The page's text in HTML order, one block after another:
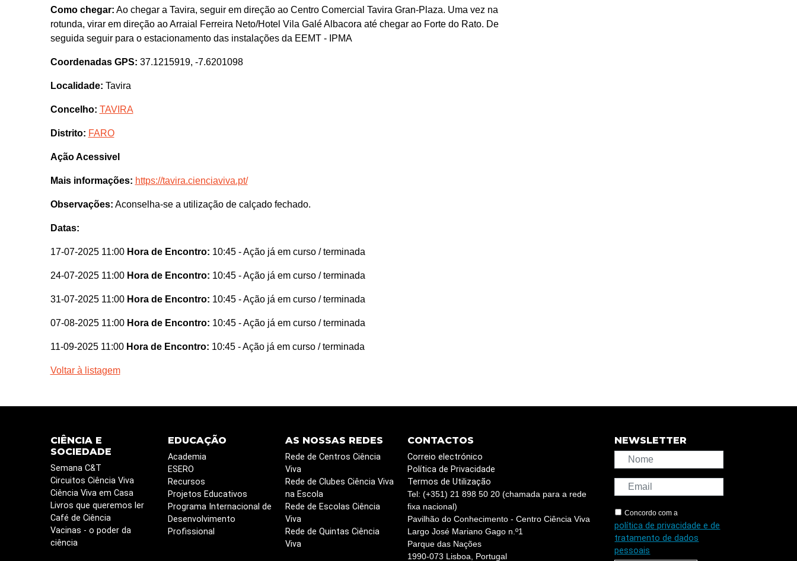
Como chegar: Ao chegar a Tavira, seguir em direção ao Centro Comercial Tavira Gran-Plaza. Uma vez na
rotunda, virar em direção ao Arraial Ferreira Neto/Hotel Vila Galé Albacora até chegar ao Forte do Rato. De
seguida seguir para o estacionamento das instalações da EEMT - IPMA
Coordenadas GPS: 37.1215919, -7.6201098
Localidade: Tavira
Concelho: TAVIRA
Distrito: FARO
Ação Acessivel
Mais informações: https://tavira.cienciaviva.pt/
Observações: Aconselha-se a utilização de calçado fechado.
Datas:
17-07-2025 11:00 Hora de Encontro: 10:45 - Ação já em curso / terminada
24-07-2025 11:00 Hora de Encontro: 10:45 - Ação já em curso / terminada
31-07-2025 11:00 Hora de Encontro: 10:45 - Ação já em curso / terminada
07-08-2025 11:00 Hora de Encontro: 10:45 - Ação já em curso / terminada
11-09-2025 11:00 Hora de Encontro: 10:45 - Ação já em curso / terminada
Voltar à listagem
CIÊNCIA E
SOCIEDADE
Semana C&T
Circuitos Ciência Viva
Ciência Viva em Casa
Livros que queremos ler
Café de Ciência
Vacinas - o poder da
ciência
EDUCAÇÃO
Academia
ESERO
Recursos
Projetos Educativos
Programa Internacional de
Desenvolvimento
Profissional
AS NOSSAS REDES
Rede de Centros Ciência
Viva
Rede de Clubes Ciência Viva
na Escola
Rede de Escolas Ciência
Viva
Rede de Quintas Ciência
Viva
CONTACTOS
Correio electrónico
Política de Privacidade
Termos de Utilização
Tel: (+351) 21 898 50 20 (chamada para a rede
fixa nacional)
Pavilhão do Conhecimento - Centro Ciência Viva
Largo José Mariano Gago n.º1
Parque das Nações
1990-073 Lisboa, Portugal
NEWSLETTER
Concordo com a
política de privacidade e de
tratamento de dados
pessoais